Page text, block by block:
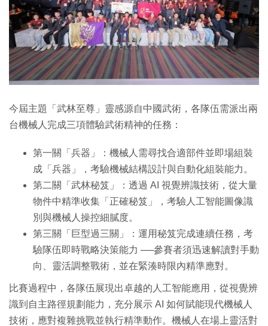
今屆主題「武林至尊」靈感源自中國武術，各隊伍需派出兩
台機械人完成三項體驗武術精神的任務：
第一關「兵器」：機械人需尋找合適部件並即場組裝
成「兵器」，考驗機械結構設計與自動化組裝能力。
第二關「武林秘笈」：透過 AI 視覺辨識技術，從大量
物件中精準收集「正確秘笈」，考驗人工智能圖像識
別與機械人操控細膩度。
第三關「巨型過三關」：運用秘笈完成連續任務，考
驗隊伍即時戰略決策能力 ──參賽者須迅速解讀對手動
向、靈活調整戰術，並在緊湊時限內精準應對。
比賽過程中，各隊伍展現出卓越的人工智能應用，從視覺辨
識到自主路徑規劃能力，充分展示 AI 如何賦能現代機械人
技術，應對複雜挑戰並執行精準動作。機械人在場上靈活對